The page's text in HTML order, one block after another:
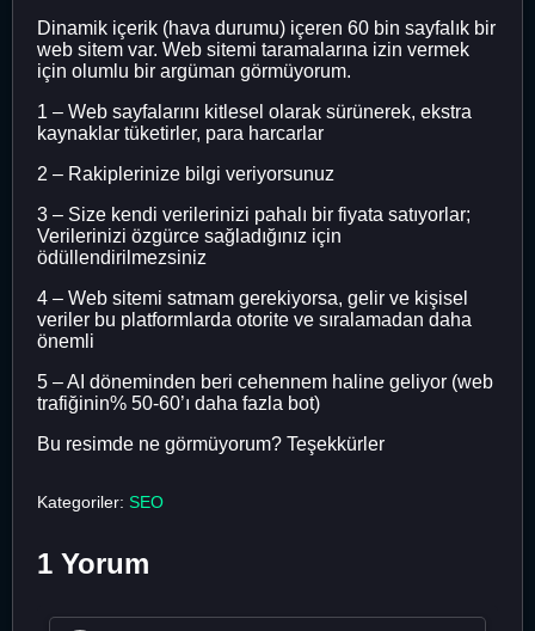
Dinamik içerik (hava durumu) içeren 60 bin sayfalık bir
web sitem var. Web sitemi taramalarına izin vermek
için olumlu bir argüman görmüyorum.
1 – Web sayfalarını kitlesel olarak sürünerek, ekstra
kaynaklar tüketirler, para harcarlar
2 – Rakiplerinize bilgi veriyorsunuz
3 – Size kendi verilerinizi pahalı bir fiyata satıyorlar;
Verilerinizi özgürce sağladığınız için
ödüllendirilmezsiniz
4 – Web sitemi satmam gerekiyorsa, gelir ve kişisel
veriler bu platformlarda otorite ve sıralamadan daha
önemli
5 – AI döneminden beri cehennem haline geliyor (web
trafiğinin% 50-60’ı daha fazla bot)
Bu resimde ne görmüyorum? Teşekkürler
Kategoriler: SEO
1 Yorum